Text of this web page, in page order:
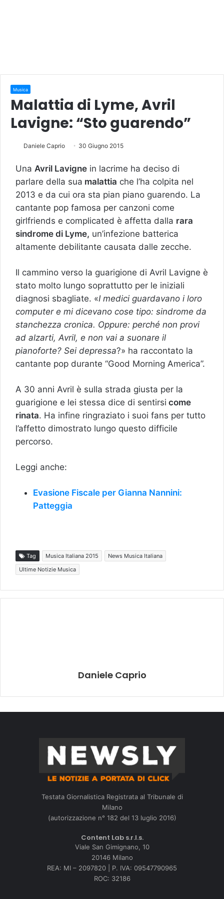
Musica
Malattia di Lyme, Avril
Lavigne: “Sto guarendo”
Daniele Caprio 30 Giugno 2015
Una Avril Lavigne in lacrime ha deciso di
parlare della sua malattia che l’ha colpita nel
2013 e da cui ora sta pian piano guarendo. La
cantante pop famosa per canzoni come
girlfriends e complicated è affetta dalla rara
sindrome di Lyme, un’infezione batterica
altamente debilitante causata dalle zecche.
Il cammino verso la guarigione di Avril Lavigne è
stato molto lungo soprattutto per le iniziali
diagnosi sbagliate. «I medici guardavano i loro
computer e mi dicevano cose tipo: sindrome da
stanchezza cronica. Oppure: perché non provi
ad alzarti, Avril, e non vai a suonare il
pianoforte? Sei depressa?» ha raccontato la
cantante pop durante “Good Morning America”.
A 30 anni Avril è sulla strada giusta per la
guarigione e lei stessa dice di sentirsi come
rinata. Ha infine ringraziato i suoi fans per tutto
l’affetto dimostrato lungo questo difficile
percorso.
Leggi anche:
Evasione Fiscale per Gianna Nannini:
Patteggia
Tag Musica Italiana 2015
News Musica Italiana
Ultime Notizie Musica
Daniele Caprio
Testata Giornalistica Registrata al Tribunale di
Milano
(autorizzazione n° 182 del 13 luglio 2016)
Content Lab s.r.l.s.
Viale San Gimignano, 10
20146 Milano
REA: MI – 2097820 | P. IVA: 09547790965
ROC: 32186